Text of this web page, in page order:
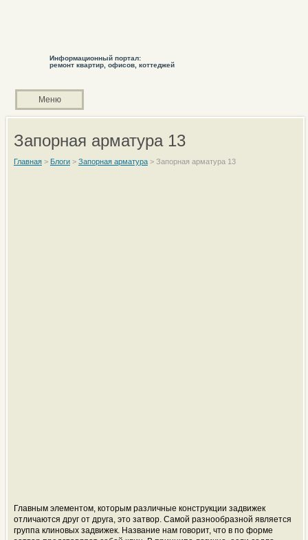
Информационный портал:
ремонт квартир, офисов, коттеджей
Меню
Запорная арматура 13
Главная> Блоги> Запорная арматура> Запорная арматура 13
Главным элементом, которым различные конструкции задвижек
отличаются друг от друга, это затвор. Самой разнообразной является
группа клиновых задвижек. Название нам говорит, что в по форме